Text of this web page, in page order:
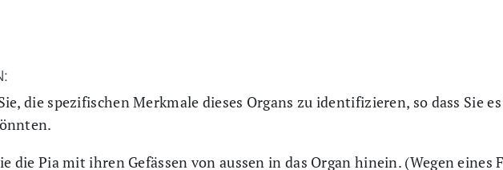
die spezifischen Merkmale dieses Organs zu identifizieren, so dass Sie
die Pia mit ihren Gefässen von aussen in das Organ hinein. (Wegen eines